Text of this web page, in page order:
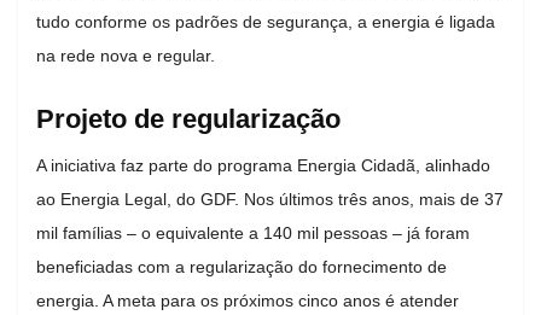
tudo conforme os padrões de segurança, a energia é ligada
na rede nova e regular.
Projeto de regularização
A iniciativa faz parte do programa Energia Cidadã, alinhado
ao Energia Legal, do GDF. Nos últimos três anos, mais de 37
mil famílias – o equivalente a 140 mil pessoas – já foram
beneficiadas com a regularização do fornecimento de
energia. A meta para os próximos cinco anos é atender